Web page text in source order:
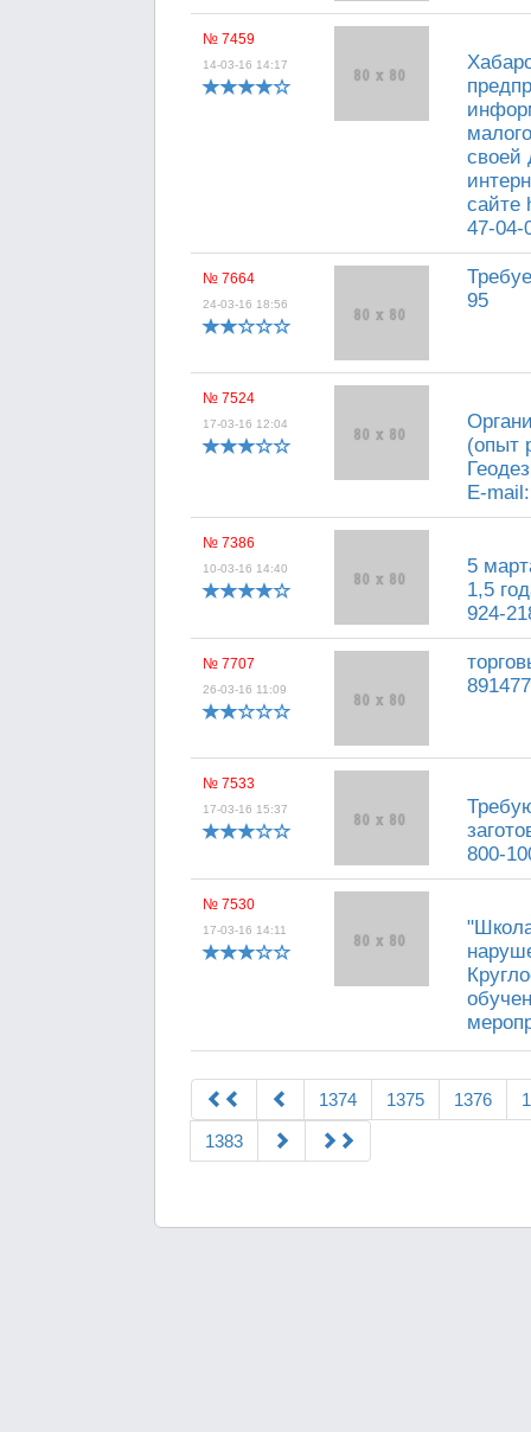
№ 7459
14-03-16 14:17
своей
сайте
47-04-
№ 7664
24-03-16 18:56
95
№ 7524
17-03-16 12:04
(опыт
E-
№ 7386
10-03-16 14:40
5
1,5
924-
№ 7707
26-03-16 11:09
№ 7533
17-03-16 15:37
800-
№ 7530
17-03-16 14:11
1374 1375 1376
1383